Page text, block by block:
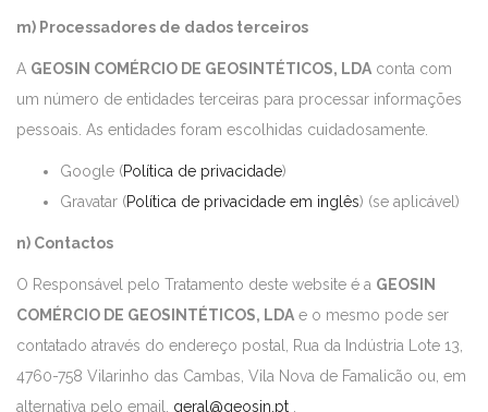
m) Processadores de dados terceiros
A GEOSIN COMÉRCIO DE GEOSINTÉTICOS, LDA conta com
um número de entidades terceiras para processar informações
pessoais. As entidades foram escolhidas cuidadosamente.
Google (Política de privacidade)
Gravatar (Política de privacidade em inglês) (se aplicável)
n) Contactos
O Responsável pelo Tratamento deste website é a GEOSIN
COMÉRCIO DE GEOSINTÉTICOS, LDA e o mesmo pode ser
contatado através do endereço postal, Rua da Indústria Lote 13,
4760-758 Vilarinho das Cambas, Vila Nova de Famalicão ou, em
alternativa pelo email, geral@geosin.pt